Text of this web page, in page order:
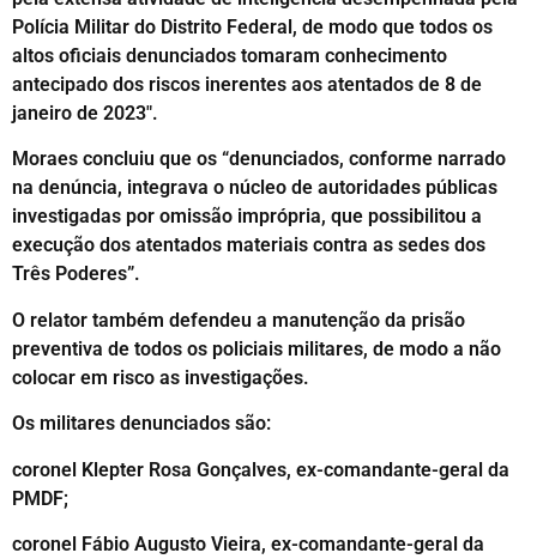
Polícia Militar do Distrito Federal, de modo que todos os
altos oficiais denunciados tomaram conhecimento
antecipado dos riscos inerentes aos atentados de 8 de
janeiro de 2023″.
Moraes concluiu que os “denunciados, conforme narrado
na denúncia, integrava o núcleo de autoridades públicas
investigadas por omissão imprópria, que possibilitou a
execução dos atentados materiais contra as sedes dos
Três Poderes”.
O relator também defendeu a manutenção da prisão
preventiva de todos os policiais militares, de modo a não
colocar em risco as investigações.
Os militares denunciados são:
coronel Klepter Rosa Gonçalves, ex-comandante-geral da
PMDF;
coronel Fábio Augusto Vieira, ex-comandante-geral da